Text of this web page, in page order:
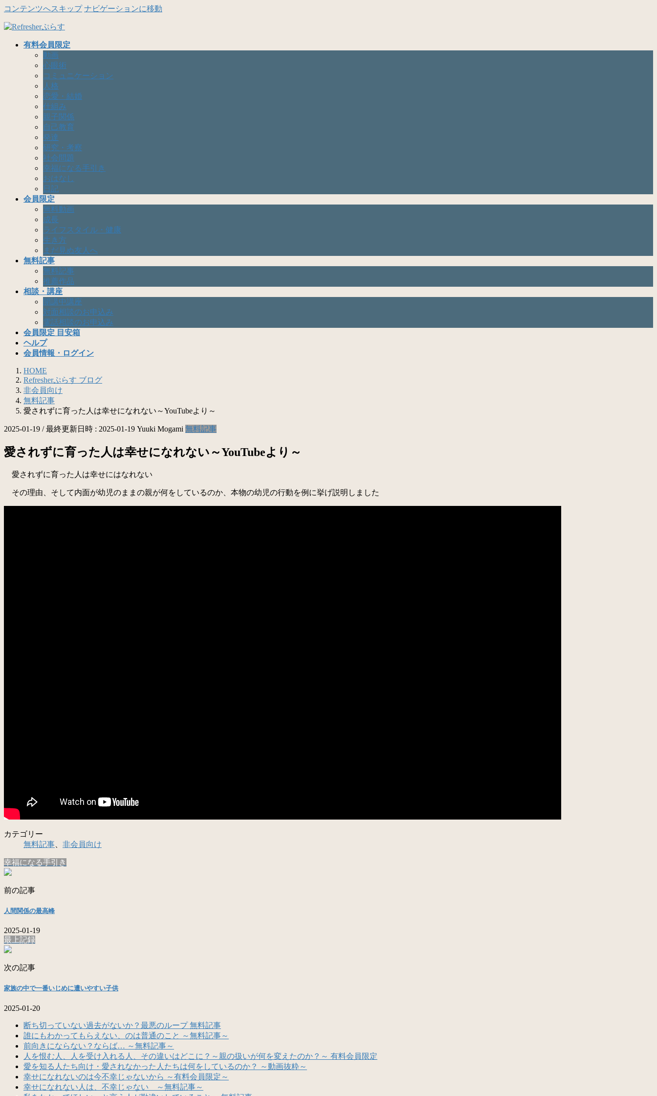
コンテンツへスキップ ナビゲーションに移動
有料会員限定
動画
心眼術
コミュニケーション
人格
恋愛・結婚
仕組み
親子関係
自己教育
発達
研究・考察
社会問題
幸福になる手引き
おはなし
日記
会員限定
無料動画
成長
ライフスタイル・健康
生き方
まだ見ぬ友人へ
無料記事
無料記事
推薦作品
相談・講座
開講中講座
対面相談のお申込み
電話相談のお申込み
会員限定 目安箱
ヘルプ
会員情報・ログイン
HOME
Refresherぷらす ブログ
非会員向け
無料記事
愛されずに育った人は幸せになれない～YouTubeより～
2025-01-19 / 最終更新日時 : 2025-01-19 Yuuki Mogami 無料記事
愛されずに育った人は幸せになれない～YouTubeより～
愛されずに育った人は幸せにはなれない
その理由、そして内面が幼児のままの親が何をしているのか、本物の幼児の行動を例に挙げ説明しました
カテゴリー
無料記事
非会員向け
幸福になる手引き
前の記事
人間関係の最高峰
2025-01-19
最上記録
次の記事
家族の中で一番いじめに遭いやすい子供
2025-01-20
断ち切っていない過去がないか？最悪のループ 無料記事
誰にもわかってもらえない、のは普通のこと ～無料記事～
前向きにならない？ならば… ～無料記事～
人を恨む人、人を受け入れる人、その違いはどこに？～親の扱いが何を変えたのか？～ 有料会員限定
愛を知る人たち向け・愛されなかった人たちは何をしているのか？ ～動画抜粋～
幸せになれないのは今不幸じゃないから ～有料会員限定～
幸せになれない人は、不幸じゃない ～無料記事～